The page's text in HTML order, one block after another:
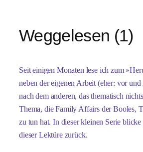
Weggelesen (1)
Seit einigen Monaten lese ich zum
neben der eigenen Arbeit (eher: vor
nach dem anderen, das thematisch
Thema, die Family Affairs der Booles,
zu tun hat. In dieser kleinen Serie
dieser Lektüre zurück.